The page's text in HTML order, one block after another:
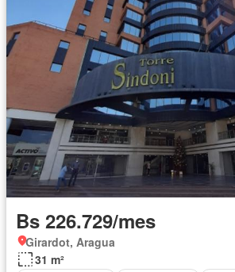
Bs 226.729/mes
Girardot, Aragua
31 m²